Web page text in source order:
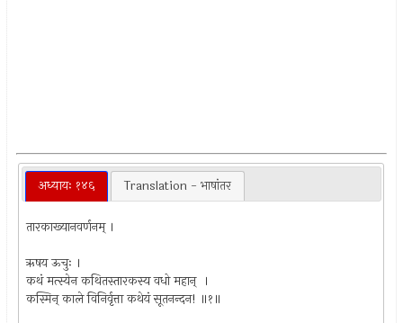
अध्यायः १४६ Translation - भाषांतर
तारकाख्यानवर्णनम् ।
ऋषय ऊचुः ।
कथं मत्स्येन कथितस्तारकस्य वधो महान् ।
कस्मिन् काले विनिर्वृत्ता कथेयं सूतनन्दन! ॥१॥